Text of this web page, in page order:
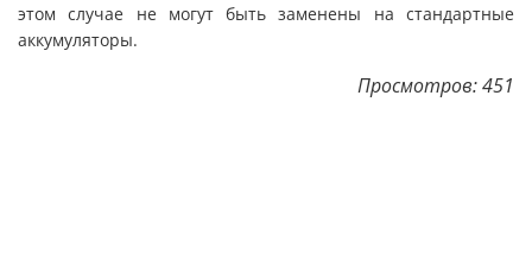
этом случае не могут быть заменены на стандартные
аккумуляторы.
Просмотров: 451